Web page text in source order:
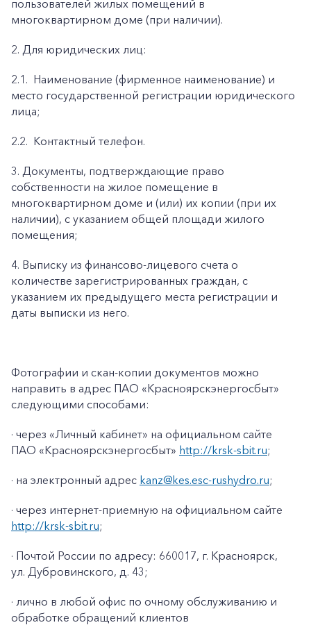
пользователей жилых помещений в
многоквартирном доме (при наличии).
2. Для юридических лиц:
2.1. Наименование (фирменное наименование) и
место государственной регистрации юридического
лица;
2.2. Контактный телефон.
3. Документы, подтверждающие право
собственности на жилое помещение в
многоквартирном доме и (или) их копии (при их
наличии), с указанием общей площади жилого
помещения;
4. Выписку из финансово-лицевого счета о
количестве зарегистрированных граждан, с
указанием их предыдущего места регистрации и
даты выписки из него.
Фотографии и скан-копии документов можно
направить в адрес ПАО «Красноярскэнергосбыт»
следующими способами:
· через «Личный кабинет» на официальном сайте
ПАО «Красноярскэнергосбыт» http://krsk-sbit.ru;
· на электронный адрес kanz@kes.esc-rushydro.ru;
· через интернет-приемную на официальном сайте
http://krsk-sbit.ru;
· Почтой России по адресу: 660017, г. Красноярск,
ул. Дубровинского, д. 43;
· лично в любой офис по очному обслуживанию и
обработке обращений клиентов